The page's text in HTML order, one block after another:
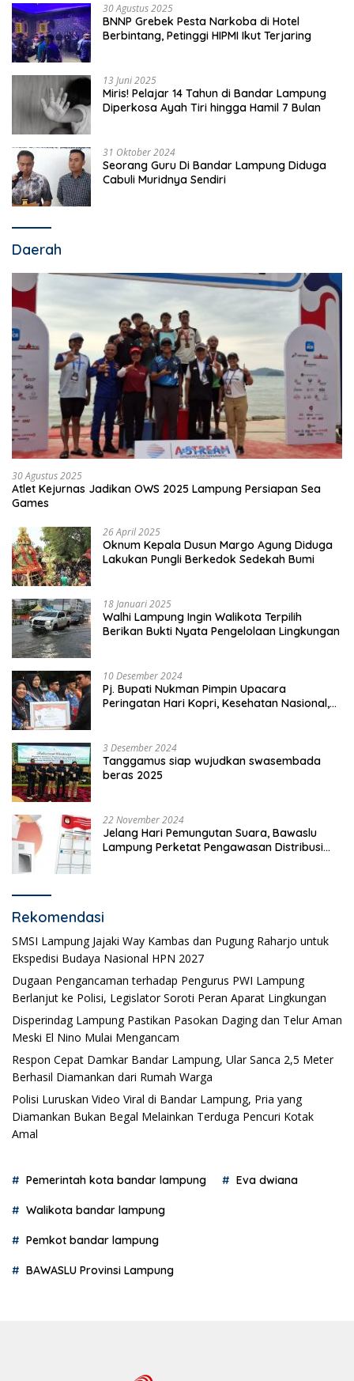
30 Agustus 2025
BNNP Grebek Pesta Narkoba di Hotel
Berbintang, Petinggi HIPMI Ikut Terjaring
13 Juni 2025
Miris! Pelajar 14 Tahun di Bandar Lampung
Diperkosa Ayah Tiri hingga Hamil 7 Bulan
31 Oktober 2024
Seorang Guru Di Bandar Lampung Diduga
Cabuli Muridnya Sendiri
Daerah
30 Agustus 2025
Atlet Kejurnas Jadikan OWS 2025 Lampung Persiapan Sea
Games
26 April 2025
Oknum Kepala Dusun Margo Agung Diduga
Lakukan Pungli Berkedok Sedekah Bumi
18 Januari 2025
Walhi Lampung Ingin Walikota Terpilih
Berikan Bukti Nyata Pengelolaan Lingkungan
10 Desember 2024
Pj. Bupati Nukman Pimpin Upacara
Peringatan Hari Kopri, Kesehatan Nasional,
3 Desember 2024
Tanggamus siap wujudkan swasembada
beras 2025
22 November 2024
Jelang Hari Pemungutan Suara, Bawaslu
Lampung Perketat Pengawasan Distribusi
Rekomendasi
SMSI Lampung Jajaki Way Kambas dan Pugung Raharjo untuk
Ekspedisi Budaya Nasional HPN 2027
Dugaan Pengancaman terhadap Pengurus PWI Lampung
Berlanjut ke Polisi, Legislator Soroti Peran Aparat Lingkungan
Disperindag Lampung Pastikan Pasokan Daging dan Telur Aman
Meski El Nino Mulai Mengancam
Respon Cepat Damkar Bandar Lampung, Ular Sanca 2,5 Meter
Berhasil Diamankan dari Rumah Warga
Polisi Luruskan Video Viral di Bandar Lampung, Pria yang
Diamankan Bukan Begal Melainkan Terduga Pencuri Kotak
Amal
Pemerintah kota bandar lampung Eva dwiana
Walikota bandar lampung
Pemkot bandar lampung
BAWASLU Provinsi Lampung